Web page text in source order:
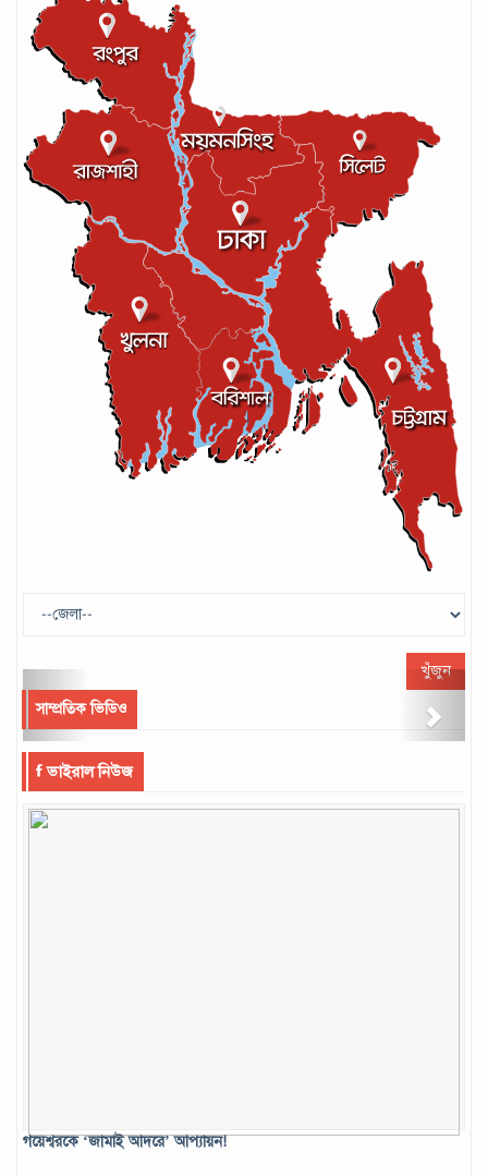
খুঁজুন
সাম্প্রতিক ভিডিও
Previous Next
ভাইরাল নিউজ
গয়েশ্বরকে ‘জামাই আদরে’ আপ্যায়ন!